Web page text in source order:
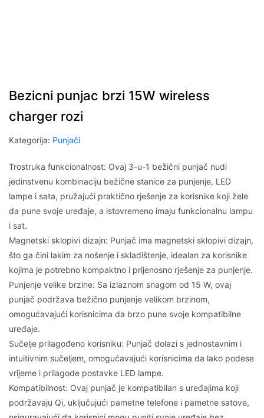
Bezicni punjac brzi 15W wireless
charger rozi
Kategorija: Punjači
Trostruka funkcionalnost: Ovaj 3-u-1 bežični punjač nudi
jedinstvenu kombinaciju bežične stanice za punjenje, LED
lampe i sata, pružajući praktično rješenje za korisnike koji žele
da pune svoje uređaje, a istovremeno imaju funkcionalnu lampu
i sat.
Magnetski sklopivi dizajn: Punjač ima magnetski sklopivi dizajn,
što ga čini lakim za nošenje i skladištenje, idealan za korisnike
kojima je potrebno kompaktno i prijenosno rješenje za punjenje.
Punjenje velike brzine: Sa izlaznom snagom od 15 W, ovaj
punjač podržava bežično punjenje velikom brzinom,
omogućavajući korisnicima da brzo pune svoje kompatibilne
uređaje.
Sučelje prilagođeno korisniku: Punjač dolazi s jednostavnim i
intuitivnim sučeljem, omogućavajući korisnicima da lako podese
vrijeme i prilagode postavke LED lampe.
Kompatibilnost: Ovaj punjač je kompatibilan s uređajima koji
podržavaju Qi, uključujući pametne telefone i pametne satove,